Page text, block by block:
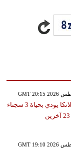
شغب في سجون سريلانكا يودي بحياة 3 سجناء